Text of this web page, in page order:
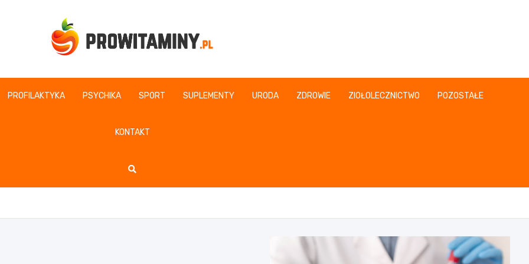
Prowitaminy.pl
PROFILAKTYKA PSYCHIKA SPORT SUPLEMENTY URODA ZDROWIE ZIOŁOLECZNICTWO POZOSTAŁE
KONTAKT